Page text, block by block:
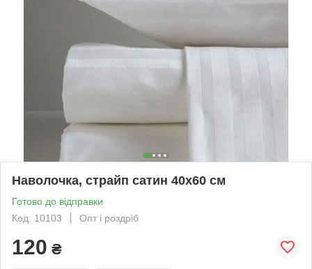
Наволочка, страйп сатин 40х60 см
Готово до відправки
Код: 10103
Опт і роздріб
120 ₴